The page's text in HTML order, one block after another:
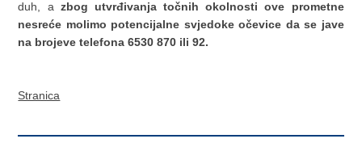
duh, a zbog utvrđivanja točnih okolnosti ove prometne
nesreće molimo potencijalne svjedoke očevice da se jave
na brojeve telefona 6530 870 ili 92.
Stranica